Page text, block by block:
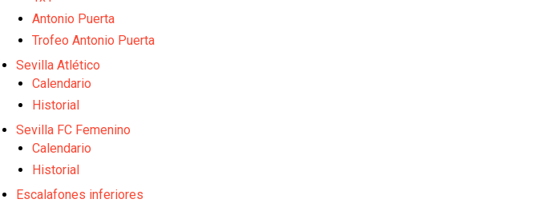
El dato que destaca a Agoumé entre las cinco grandes ligas
Alberto Flores, muy cerca de convertirse en nuevo jugador del Granada CF
El Sevilla continúa con despidos y rechaza una oferta de 420 millones por el club
Antonio Puerta
Trofeo Antonio Puerta
Sevilla Atlético
Calendario
Historial
Sevilla FC Femenino
Calendario
Historial
Escalafones inferiores